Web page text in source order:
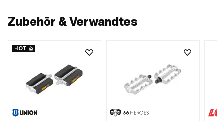
Zubehör & Verwandtes
HOT